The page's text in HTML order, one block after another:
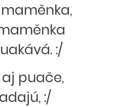
:/
puače,
:/